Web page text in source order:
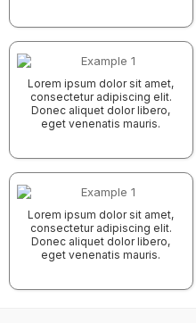
Lorem ipsum dolor sit amet,
consectetur adipiscing elit.
Donec aliquet dolor libero,
eget venenatis mauris.
Lorem ipsum dolor sit amet,
consectetur adipiscing elit.
Donec aliquet dolor libero,
eget venenatis mauris.